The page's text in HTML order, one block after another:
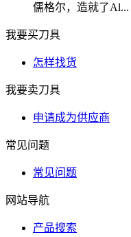
儒格尔，造就了Al...
我要买刀具
怎样找货
我要卖刀具
申请成为供应商
常见问题
常见问题
网站导航
产品搜索